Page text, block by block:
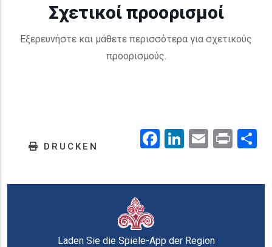
Σχετικοί προορισμοί
Εξερευνήστε και μάθετε περισσότερα για σχετικούς
προορισμούς.
DRUCKEN Facebook
LinkedIn
EmailPrint
Laden Sie die Spiele-App der Region